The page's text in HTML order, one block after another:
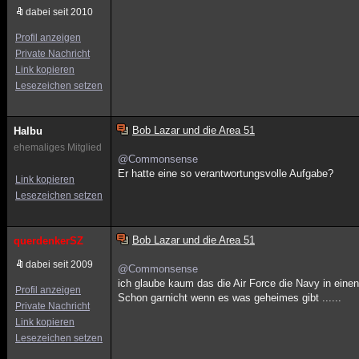
dabei seit 2010
Profil anzeigen
Private Nachricht
Link kopieren
Lesezeichen setzen
Halbu
ehemaliges Mitglied
Link kopieren
Lesezeichen setzen
Bob Lazar und die Area 51
@Commonsense
Er hatte eine so verantwortungsvolle Aufgabe?
querdenkerSZ
dabei seit 2009
Profil anzeigen
Private Nachricht
Link kopieren
Lesezeichen setzen
Bob Lazar und die Area 51
@Commonsense
ich glaube kaum das die Air Force die Navy in
Schon garnicht wenn es was geheimes gibt ......